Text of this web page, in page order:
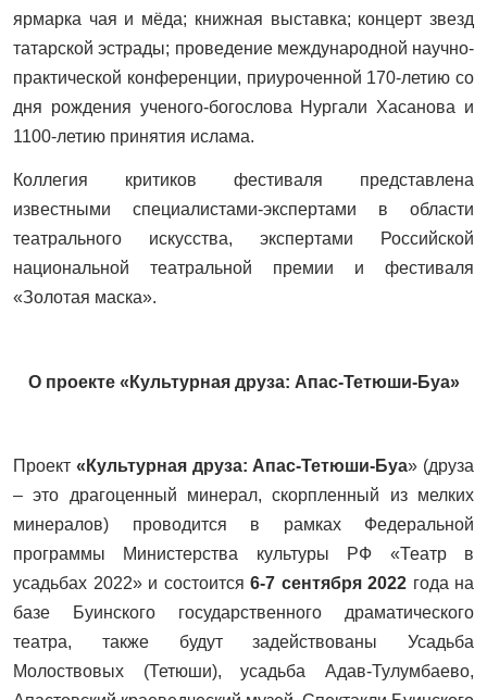
ярмарка чая и мёда; книжная выставка; концерт звезд
татарской эстрады; проведение международной научно-
практической конференции, приуроченной 170-летию со
дня рождения ученого-богослова Нургали Хасанова и
1100-летию принятия ислама.
Коллегия критиков фестиваля представлена
известными специалистами-экспертами в области
театрального искусства, экспертами Российской
национальной театральной премии и фестиваля
«Золотая маска».
О проекте «Культурная друза: Апас-Тетюши-Буа»
Проект «Культурная друза: Апас-Тетюши-Буа» (друза
– это драгоценный минерал, скорпленный из мелких
минералов) проводится в рамках Федеральной
программы Министерства культуры РФ «Театр в
усадьбах 2022» и состоится 6-7 сентября 2022 года на
базе Буинского государственного драматического
театра, также будут задействованы Усадьба
Молоствовых (Тетюши), усадьба Адав-Тулумбаево,